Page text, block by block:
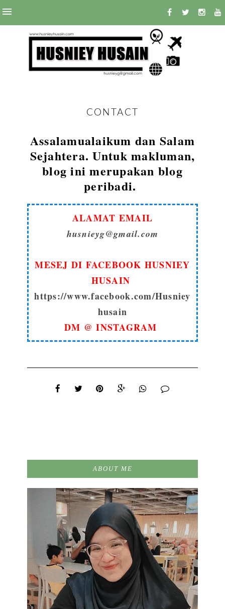
CONTACT
Assalamualaikum dan Salam
Sejahtera. Untuk makluman,
blog ini merupakan blog
peribadi.
ALAMAT EMAIL
husnieyg@gmail.com
MESEJ DI FACEBOOK HUSNIEY
HUSAIN
https://www.facebook.com/Husniey
husain
DM @ INSTAGRAM
ABOUT ME